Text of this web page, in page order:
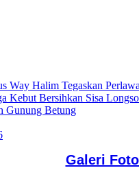
Halim Tegaskan
Kebut Bersihkan Sisa
Gunung Betung
Galeri